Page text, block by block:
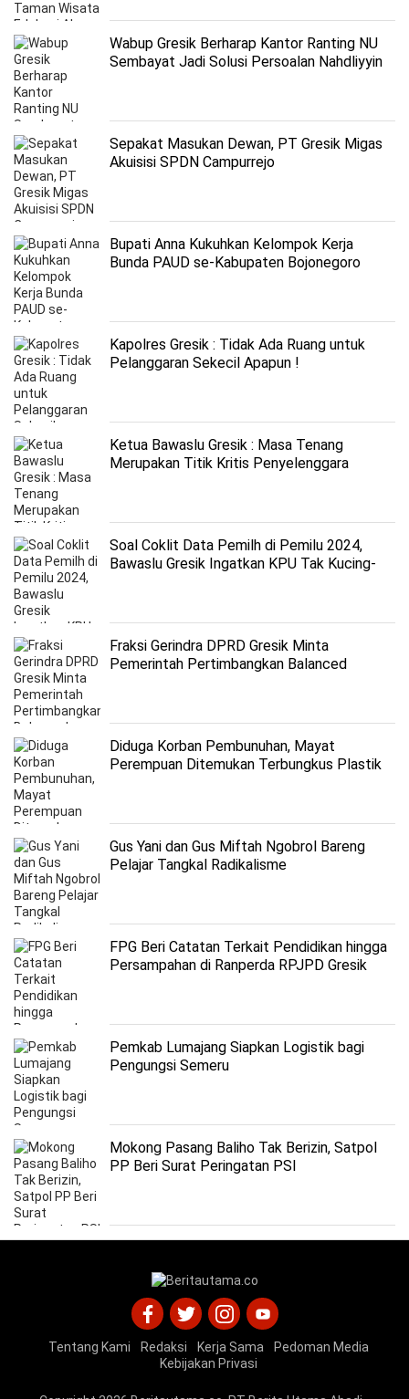
Wabup Gresik Berharap Kantor Ranting NU
Sembayat Jadi Solusi Persoalan Nahdliyyin
Sepakat Masukan Dewan, PT Gresik Migas
Akuisisi SPDN Campurrejo
Bupati Anna Kukuhkan Kelompok Kerja
Bunda PAUD se-Kabupaten Bojonegoro
Kapolres Gresik : Tidak Ada Ruang untuk
Pelanggaran Sekecil Apapun !
Ketua Bawaslu Gresik : Masa Tenang
Merupakan Titik Kritis Penyelenggara
Soal Coklit Data Pemilh di Pemilu 2024,
Bawaslu Gresik Ingatkan KPU Tak Kucing-
Fraksi Gerindra DPRD Gresik Minta
Pemerintah Pertimbangkan Balanced
Diduga Korban Pembunuhan, Mayat
Perempuan Ditemukan Terbungkus Plastik
Gus Yani dan Gus Miftah Ngobrol Bareng
Pelajar Tangkal Radikalisme
FPG Beri Catatan Terkait Pendidikan hingga
Persampahan di Ranperda RPJPD Gresik
Pemkab Lumajang Siapkan Logistik bagi
Pengungsi Semeru
Mokong Pasang Baliho Tak Berizin, Satpol
PP Beri Surat Peringatan PSI
Tentang Kami Redaksi Kerja Sama
Pedoman Media
Kebijakan Privasi